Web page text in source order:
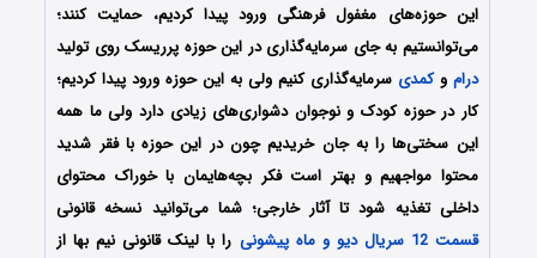
این حوزه‌های مغفول فرهنگی ورود پیدا کردیم، حمایت کنند؛
می‌توانستیم به جای سرمایه‌گذاری در این حوزه پرریسک روی تولید
درام وکمدی سرمایه‌گذاری کنیم ولی به این حوزه ورود پیدا کردیم؛
کار در حوزه کودک و نوجوان دشواری‌های زیادی دارد ولی ما همه
این سختی‌ها را به جان خریدیم چون در این حوزه با فقر شدید
محتوا مواجهیم و بهتر است فکر بچه‌هایمان با خوراک محتوای
داخلی تغذیه شود تا آثار خارجی؛ شما می‌توانید نسخه قانونی
قسمت 12 سریال دیو و ماه پیشونی
را با لینک قانونی نیم بها از